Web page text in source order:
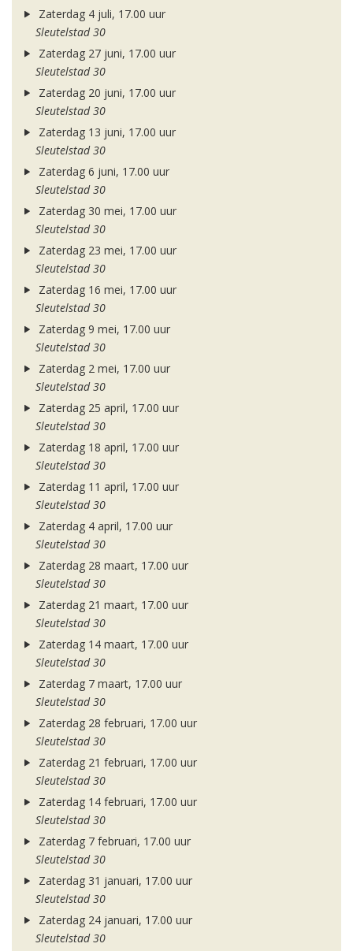
Zaterdag 4 juli, 17.00 uur
Sleutelstad 30
Zaterdag 27 juni, 17.00 uur
Sleutelstad 30
Zaterdag 20 juni, 17.00 uur
Sleutelstad 30
Zaterdag 13 juni, 17.00 uur
Sleutelstad 30
Zaterdag 6 juni, 17.00 uur
Sleutelstad 30
Zaterdag 30 mei, 17.00 uur
Sleutelstad 30
Zaterdag 23 mei, 17.00 uur
Sleutelstad 30
Zaterdag 16 mei, 17.00 uur
Sleutelstad 30
Zaterdag 9 mei, 17.00 uur
Sleutelstad 30
Zaterdag 2 mei, 17.00 uur
Sleutelstad 30
Zaterdag 25 april, 17.00 uur
Sleutelstad 30
Zaterdag 18 april, 17.00 uur
Sleutelstad 30
Zaterdag 11 april, 17.00 uur
Sleutelstad 30
Zaterdag 4 april, 17.00 uur
Sleutelstad 30
Zaterdag 28 maart, 17.00 uur
Sleutelstad 30
Zaterdag 21 maart, 17.00 uur
Sleutelstad 30
Zaterdag 14 maart, 17.00 uur
Sleutelstad 30
Zaterdag 7 maart, 17.00 uur
Sleutelstad 30
Zaterdag 28 februari, 17.00 uur
Sleutelstad 30
Zaterdag 21 februari, 17.00 uur
Sleutelstad 30
Zaterdag 14 februari, 17.00 uur
Sleutelstad 30
Zaterdag 7 februari, 17.00 uur
Sleutelstad 30
Zaterdag 31 januari, 17.00 uur
Sleutelstad 30
Zaterdag 24 januari, 17.00 uur
Sleutelstad 30